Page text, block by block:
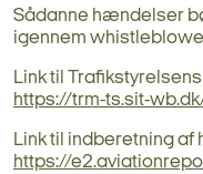
Sådanne hændelser
igennem
Link til
https://trm-ts.sit-
Link til indberetning
https://